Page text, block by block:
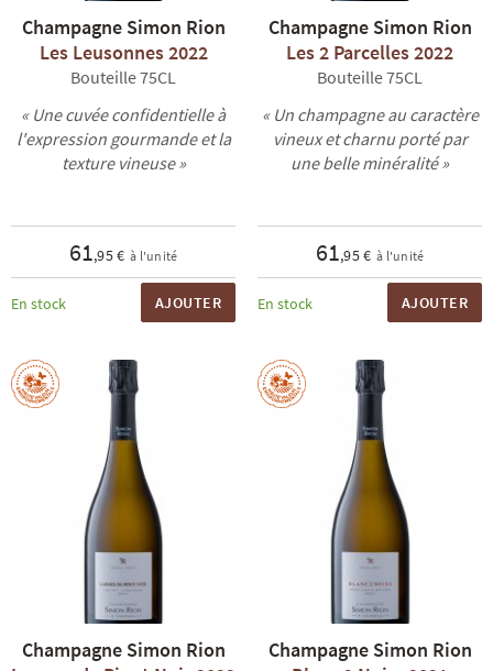
Champagne Simon Rion
Les Leusonnes 2022
Bouteille 75CL
« Une cuvée confidentielle à
l'expression gourmande et la
texture vineuse »
61,95 € à l'unité
En stock AJOUTER
Champagne Simon Rion
Les 2 Parcelles 2022
Bouteille 75CL
« Un champagne au caractère
vineux et charnu porté par
une belle minéralité »
61,95 € à l'unité
En stock AJOUTER
Champagne Simon Rion
Champagne Simon Rion